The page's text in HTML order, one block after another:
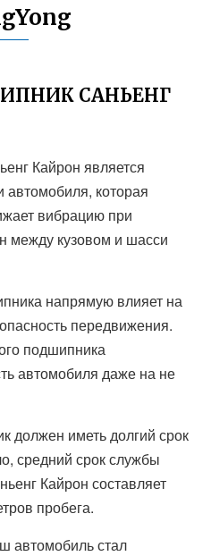
САНЬЕНГ
Кайрон является
автомобиля, которая
вибрацию при
между кузовом и шасси
напрямую влияет на
передвижения.
подшипника
автомобиля даже на не
должен иметь долгий срок
средний срок службы
Кайрон составляет
пробега.
автомобиль стал